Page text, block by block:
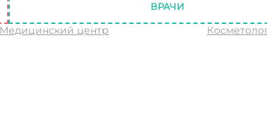
ВРАЧИ
центр